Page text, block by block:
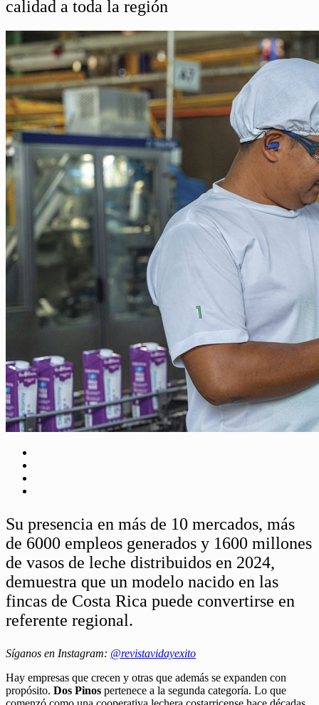
calidad a toda la región
Su presencia en más de 10 mercados, más
de 6000 empleos generados y 1600 millones
de vasos de leche distribuidos en 2024,
demuestra que un modelo nacido en las
fincas de Costa Rica puede convertirse en
referente regional.
Síganos en Instagram: @revistavidayexito
Hay empresas que crecen y otras que además se expanden con
propósito. Dos Pinos pertenece a la segunda categoría. Lo que